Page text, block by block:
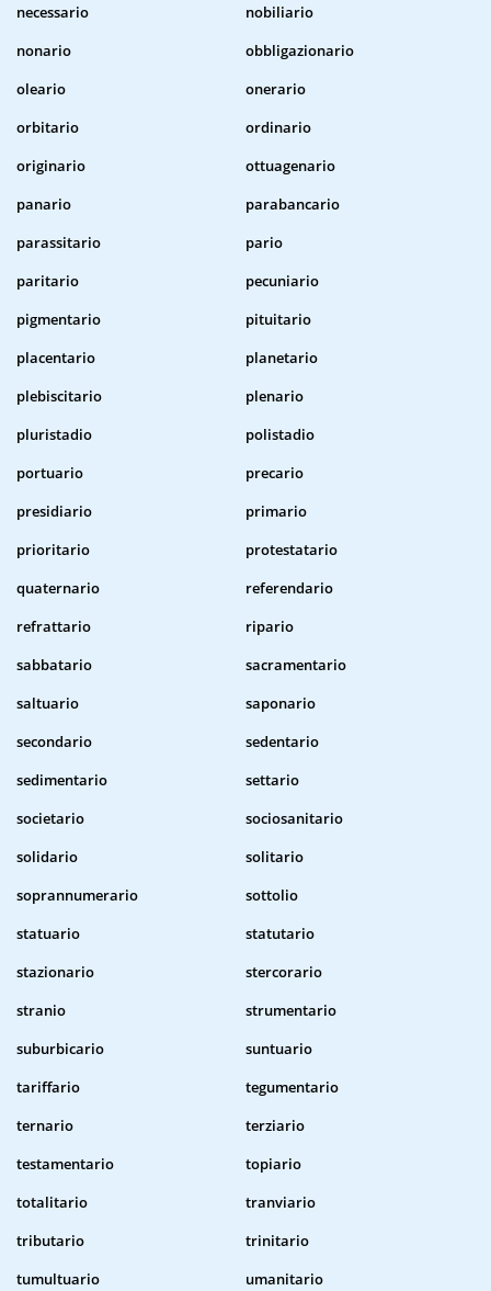
necessario
nobiliario
nonario
obbligazionario
oleario
onerario
orbitario
ordinario
originario
ottuagenario
panario
parabancario
parassitario
pario
paritario
pecuniario
pigmentario
pituitario
placentario
planetario
plebiscitario
plenario
pluristadio
polistadio
portuario
precario
presidiario
primario
prioritario
protestatario
quaternario
referendario
refrattario
ripario
sabbatario
sacramentario
saltuario
saponario
secondario
sedentario
sedimentario
settario
societario
sociosanitario
solidario
solitario
soprannumerario
sottolio
statuario
statutario
stazionario
stercorario
stranio
strumentario
suburbicario
suntuario
tariffario
tegumentario
ternario
terziario
testamentario
topiario
totalitario
tranviario
tributario
trinitario
tumultuario
umanitario